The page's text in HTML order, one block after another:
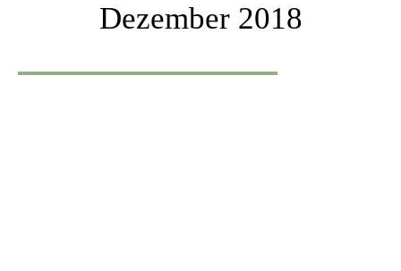
Dezember 2018